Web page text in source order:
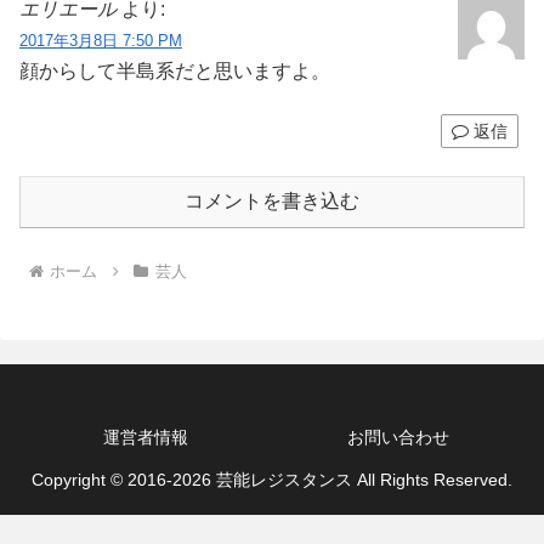
エリエール より:
2017年3月8日 7:50 PM
顔からして半島系だと思いますよ。
返信
コメントを書き込む
ホーム 芸人
運営者情報 お問い合わせ
Copyright © 2016-2026 芸能レジスタンス All Rights Reserved.